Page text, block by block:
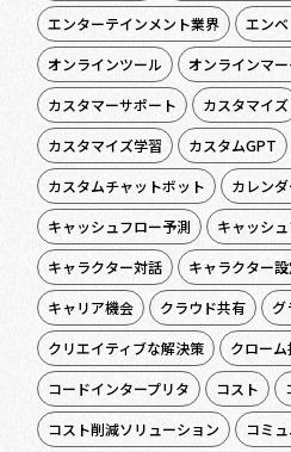
エンターテインメント業界 エン
オンラインツール
オンラインマ
カスタマーサポート
カスタマイズ
カスタマイズ学習
カスタムGPT
カスタムチャットボット
カレン
キャッシュフロー予測
キャッシ
キャラクター対話
キャラクター設
キャリア機会
クラウド共有
グ
クリエイティブな解決策
クロー
コードインタープリタ
コスト
コスト削減ソリューション
コミ